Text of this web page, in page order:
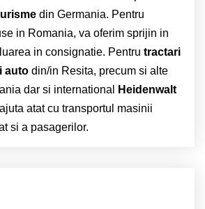
din Germania. Pentru
in Romania, va oferim sprijin in
in consignatie. Pentru tractari
auto din/in Resita, precum si alte
dar si international
Heidenwalt
atat cu transportul masinii
si a pasagerilor.